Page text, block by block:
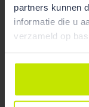
partners kunnen
informatie die u
verzameld op